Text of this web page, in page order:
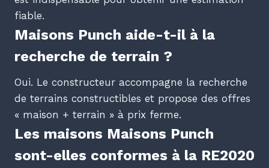
fiable.
Maisons Punch aide-t-il à la
recherche de terrain ?
Oui. Le constructeur accompagne la recherche
de terrains constructibles et propose des offres
« maison + terrain » à prix ferme.
Les maisons Maisons Punch
sont-elles conformes à la RE2020